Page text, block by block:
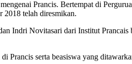
Prancis. Bertempat di
2018 telah diresmikan.
Novitasari dari Institut
Prancis serta beasiswa yang